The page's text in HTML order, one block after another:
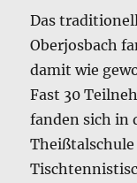
Das
Oberjosbach
damit wie
Fast 30
fanden sich in